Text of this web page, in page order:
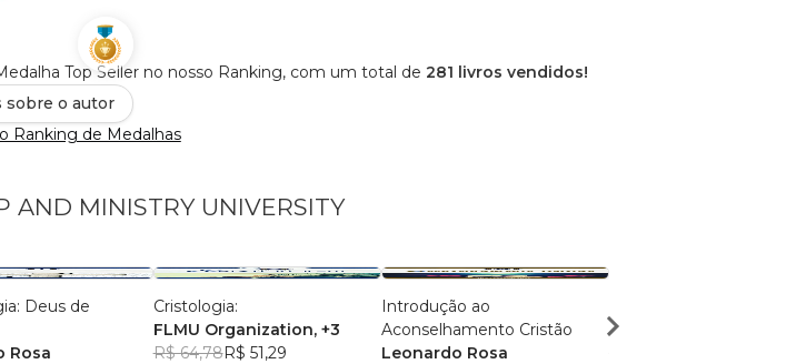
Top Seller no nosso Ranking, com um total de 281 livros vendidos!
sobre o autor
Ranking de Medalhas
MINISTRY UNIVERSITY
Deus de
Rosa
Cristologia:
FLMU Organization, +3
R$ 64,78R$ 51,29
Introdução ao
Aconselhamento Cristão
Leonardo Rosa
FLMU Organization